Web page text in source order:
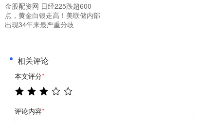
金股配资网 日经225跌超600
点，黄金白银走高！美联储内部
出现34年来最严重分歧
相关评论
本文评分*
评论内容*